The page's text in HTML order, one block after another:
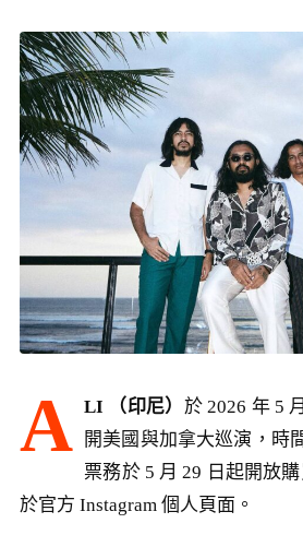
A LI （印尼） 於 2026 年 5
開美國與加拿大巡演，時
票務於 5 月 29 日起開放
於官方 Instagram 個人頁面。